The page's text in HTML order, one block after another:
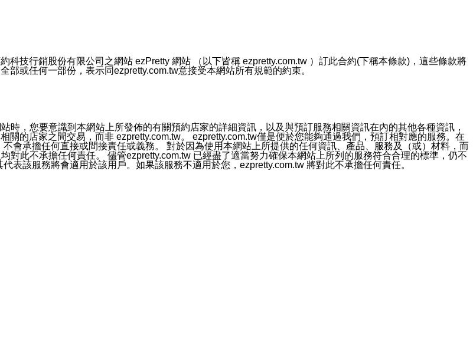
友，您仍可接收到通知型訊息。
目的的訊息皆不會被傳送。滿足以下三個條件者，將可收到通知型訊息。
方帳號的通知型訊息。
技行銷股份有限公司之網站 ezPretty 網站 （以下皆稱 ezpretty.com.tw ）訂此合約(下稱本條款)，這些條款將
或任何一部份，表示同ezpretty.com.tw意接受本網站所有規範的約束。
時，您要意識到本網站上所發佈的有關預約店家的詳細資訊，以及與預訂服務相關資訊在內的其他各種資訊，
的店家之間交易，而非 ezpretty.com.tw。 ezpretty.com.tw僅是便於您能夠通過我們，預訂相對應的服務。在
會承擔任何直接或間接責任或義務。 對於因為使用本網站上所提供的任何資訊、產品、服務及（或）材料，而
對此不承擔任何責任。 儘管ezpretty.com.tw 已經盡了適當努力確保本網站上所列的服務符合合理的標準，仍不
表該服務將會適用於該用戶。如果該服務不適用於您，ezpretty.com.tw 將對此不承擔任何責任。